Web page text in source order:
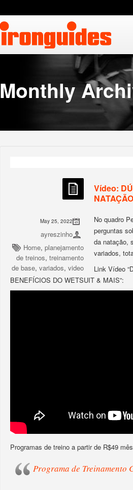
Monthly
Vídeo:
May 25, 2022
ayreszinho
Home, planejamento
de treinos, treinamento
de base, variados, video
No quadro
perguntas
da natação,
variados,
Link Vídeo
BENEFÍCIOS DO WETSUIT & MAIS”:
Programas de treino a partir de R$49 mês
Programa de Treinamento